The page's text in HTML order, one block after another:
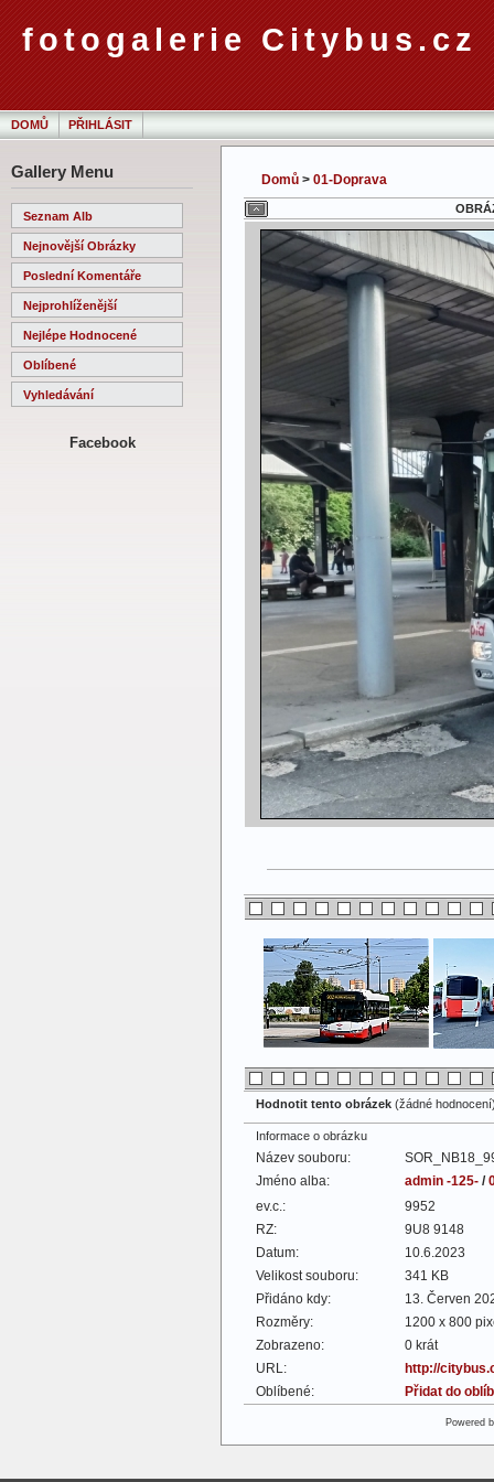
fotogalerie Citybus.cz
DOMŮ PŘIHLÁSIT
Gallery Menu
Seznam Alb
Nejnovější Obrázky
Poslední Komentáře
Nejprohlíženější
Nejlépe Hodnocené
Oblíbené
Vyhledávání
Facebook
Domů > 01-Doprava
Hodnotit tento obrázek (žádné
Informace o obrázku
Název souboru:
Jméno alba:
admin -125- /
ev.c.:
9952
RZ:
9U8 9148
Datum:
10.6.2023
Velikost souboru:
341 KB
Přidáno kdy:
13. Červen
Rozměry:
1200 x 800
Zobrazeno:
0 krát
URL:
http://
Oblíbené:
Přidat do
Powered